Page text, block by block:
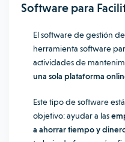
Software para
El software de gestión
herramienta software
actividades de
una sola plataforma
Este tipo de software
objetivo: ayudar a las
a ahorrar tiempo y